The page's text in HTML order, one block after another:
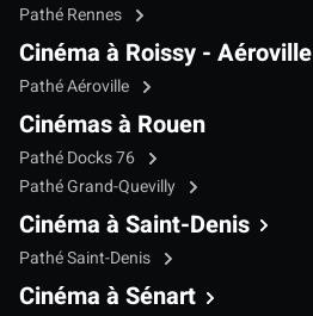
Pathé Rennes
Cinéma à Roissy - Aéroville
Pathé Aéroville
Cinémas à Rouen
Pathé Docks 76
Pathé Grand-Quevilly
Cinéma à Saint-Denis
Pathé Saint-Denis
Cinéma à Sénart